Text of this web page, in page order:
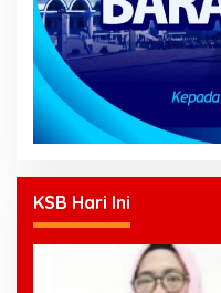
KSB Hari Ini